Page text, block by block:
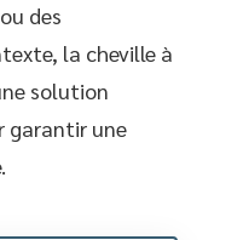
des
la cheville à
solution
garantir une